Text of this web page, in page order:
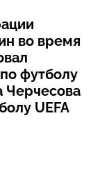
во время
футболу
Черчесова
UEFA